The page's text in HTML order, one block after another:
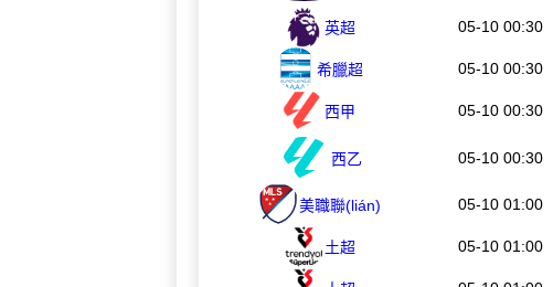
英超 05-10 00:30
希臘超 05-10 00:30
西甲 05-10 00:30
西乙 05-10 00:30
美職聯(lián) 05-10 01:00
土超 05-10 01:00